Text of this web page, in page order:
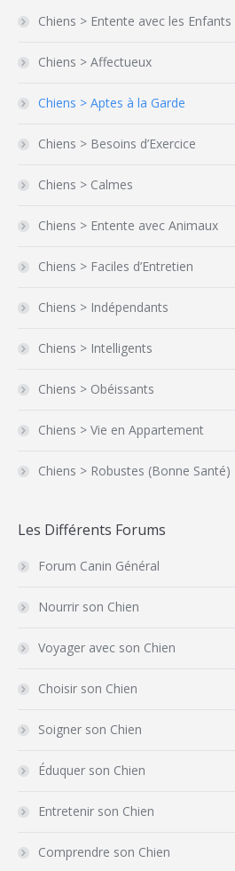
Chiens > Entente avec les Enfants
Chiens > Affectueux
Chiens > Aptes à la Garde
Chiens > Besoins d’Exercice
Chiens > Calmes
Chiens > Entente avec Animaux
Chiens > Faciles d’Entretien
Chiens > Indépendants
Chiens > Intelligents
Chiens > Obéissants
Chiens > Vie en Appartement
Chiens > Robustes (Bonne Santé)
Les Différents Forums
Forum Canin Général
Nourrir son Chien
Voyager avec son Chien
Choisir son Chien
Soigner son Chien
Éduquer son Chien
Entretenir son Chien
Comprendre son Chien